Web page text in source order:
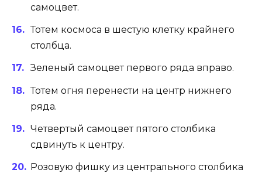
самоцвет.
Тотем космоса в шестую клетку крайнего
столбца.
Зеленый самоцвет первого ряда вправо.
Тотем огня перенести на центр нижнего
ряда.
Четвертый самоцвет пятого столбика
сдвинуть к центру.
Розовую фишку из центрального столбика